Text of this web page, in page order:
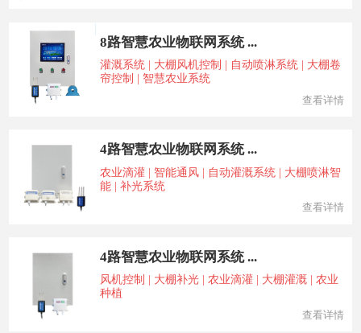
8路智慧农业物联网系统 ...
灌溉系统 | 大棚风机控制 | 自动喷淋系统 | 大棚卷
帘控制 | 智慧农业系统
查看详情
4路智慧农业物联网系统 ...
农业滴灌 | 智能通风 | 自动灌溉系统 | 大棚喷淋智
能 | 补光系统
查看详情
4路智慧农业物联网系统 ...
风机控制 | 大棚补光 | 农业滴灌 | 大棚灌溉 | 农业
种植
查看详情